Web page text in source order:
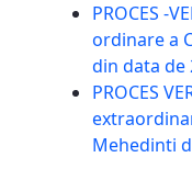
PROCES -
ordinare a
din data de
PROCES
Mehedinti